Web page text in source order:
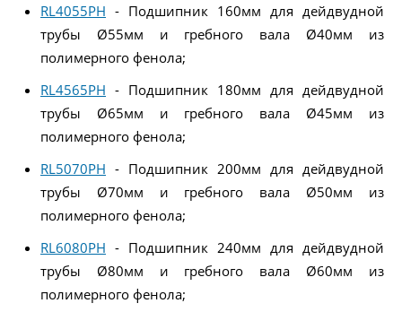
RL4055PH - Подшипник 160мм для дейдвудной
трубы Ø55мм и гребного вала Ø40мм из
полимерного фенола;
RL4565PH - Подшипник 180мм для дейдвудной
трубы Ø65мм и гребного вала Ø45мм из
полимерного фенола;
RL5070PH - Подшипник 200мм для дейдвудной
трубы Ø70мм и гребного вала Ø50мм из
полимерного фенола;
RL6080PH - Подшипник 240мм для дейдвудной
трубы Ø80мм и гребного вала Ø60мм из
полимерного фенола;